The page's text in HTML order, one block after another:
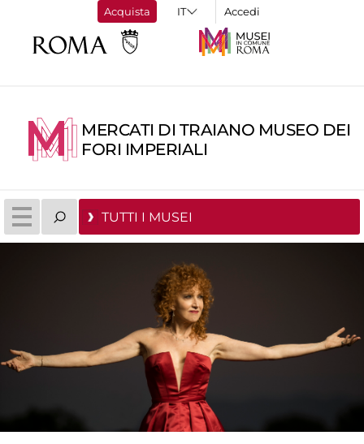
Acquista Accedi
MERCATI DI TRAIANO MUSEO DEI
FORI IMPERIALI
TUTTI I MUSEI